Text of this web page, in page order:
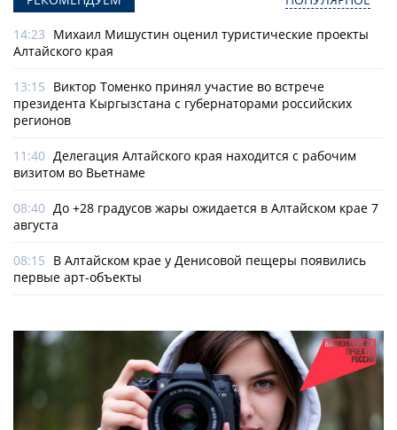
14:23 Михаил Мишустин оценил туристические проекты
Алтайского края
13:15 Виктор Томенко принял участие во встрече
президента Кыргызстана с губернаторами российских
регионов
11:40 Делегация Алтайского края находится с рабочим
визитом во Вьетнаме
08:40 До +28 градусов жары ожидается в Алтайском крае 7
августа
08:15 В Алтайском крае у Денисовой пещеры появились
первые арт-объекты